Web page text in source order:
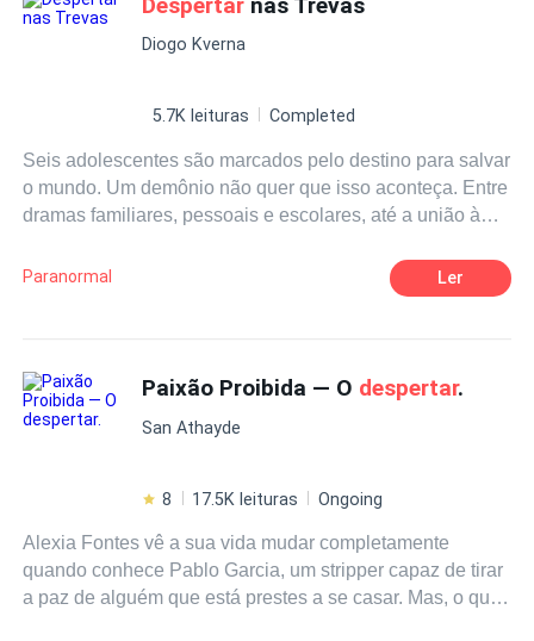
que tal vez su falta de deseo por él solo aumenta su
propio deseo por ella.
Rechazo
Diogo Kverna
5.7K leituras Completed
Seis adolescentes são marcados pelo destino para salvar
o mundo. Um demônio não quer que isso aconteça. Entre
dramas familiares, pessoais e escolares, até a união à
deverão resistir e lutar com tudo e contra todos!
Paranormal Ler
Paixão Proibida — O despertar.
San Athayde
8 17.5K leituras Ongoing
Alexia Fontes vê a sua vida mudar completamente
quando conhece Pablo Garcia, um stripper capaz de tirar
a paz de alguém que está prestes a se casar. Mas, o que